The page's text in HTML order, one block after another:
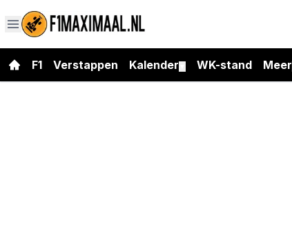
F1 Verstappen Kalender WK-stand Meer